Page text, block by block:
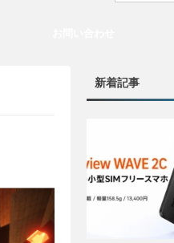
新着記事